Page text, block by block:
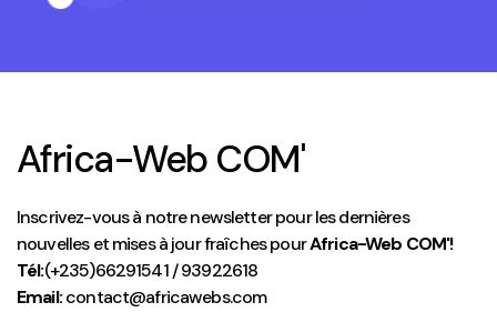
Africa-Web COM'
Inscrivez-vous à notre newsletter pour les dernières
nouvelles et mises à jour fraîches pourAfrica-Web COM'!
Tél:(+235)66291541 / 93922618
Email:contact@africawebs.com